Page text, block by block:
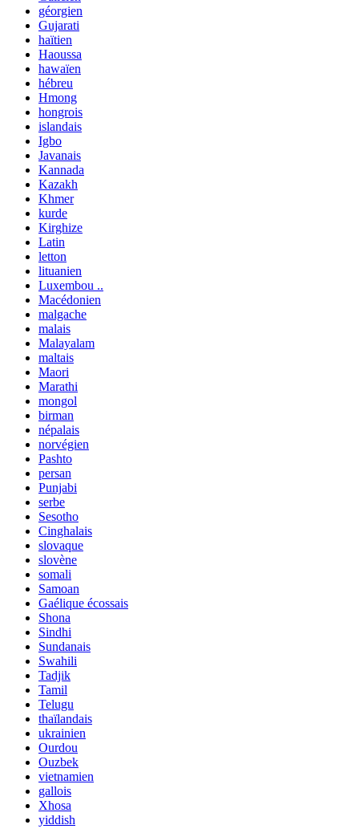
géorgien
Gujarati
haïtien
Haoussa
hawaïen
hébreu
Hmong
hongrois
islandais
Igbo
Javanais
Kannada
Kazakh
Khmer
kurde
Kirghize
Latin
letton
lituanien
Luxembou ..
Macédonien
malgache
malais
Malayalam
maltais
Maori
Marathi
mongol
birman
népalais
norvégien
Pashto
persan
Punjabi
serbe
Sesotho
Cinghalais
slovaque
slovène
somali
Samoan
Gaélique écossais
Shona
Sindhi
Sundanais
Swahili
Tadjik
Tamil
Telugu
thaïlandais
ukrainien
Ourdou
Ouzbek
vietnamien
gallois
Xhosa
yiddish